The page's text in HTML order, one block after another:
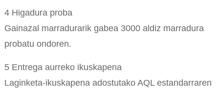
4 Higadura proba
Gainazal marradurarik gabea 3000 aldiz marradura
probatu ondoren.
5 Entrega aurreko ikuskapena
Laginketa-ikuskapena adostutako AQL estandarraren